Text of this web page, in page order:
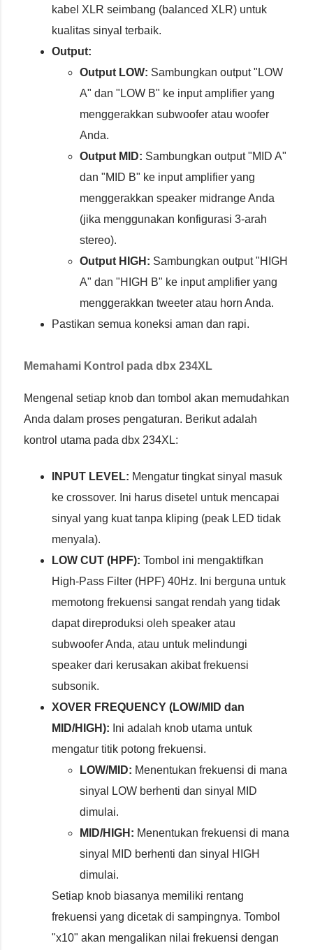
kabel XLR seimbang (balanced XLR) untuk
kualitas sinyal terbaik.
Output:
Output LOW: Sambungkan output "LOW
A" dan "LOW B" ke input amplifier yang
menggerakkan subwoofer atau woofer
Anda.
Output MID: Sambungkan output "MID A"
dan "MID B" ke input amplifier yang
menggerakkan speaker midrange Anda
(jika menggunakan konfigurasi 3-arah
stereo).
Output HIGH: Sambungkan output "HIGH
A" dan "HIGH B" ke input amplifier yang
menggerakkan tweeter atau horn Anda.
Pastikan semua koneksi aman dan rapi.
Memahami Kontrol pada dbx 234XL
Mengenal setiap knob dan tombol akan memudahkan
Anda dalam proses pengaturan. Berikut adalah
kontrol utama pada dbx 234XL:
INPUT LEVEL: Mengatur tingkat sinyal masuk
ke crossover. Ini harus disetel untuk mencapai
sinyal yang kuat tanpa kliping (peak LED tidak
menyala).
LOW CUT (HPF): Tombol ini mengaktifkan
High-Pass Filter (HPF) 40Hz. Ini berguna untuk
memotong frekuensi sangat rendah yang tidak
dapat direproduksi oleh speaker atau
subwoofer Anda, atau untuk melindungi
speaker dari kerusakan akibat frekuensi
subsonik.
XOVER FREQUENCY (LOW/MID dan
MID/HIGH): Ini adalah knob utama untuk
mengatur titik potong frekuensi.
LOW/MID: Menentukan frekuensi di mana
sinyal LOW berhenti dan sinyal MID
dimulai.
MID/HIGH: Menentukan frekuensi di mana
sinyal MID berhenti dan sinyal HIGH
dimulai.
Setiap knob biasanya memiliki rentang
frekuensi yang dicetak di sampingnya. Tombol
"x10" akan mengalikan nilai frekuensi dengan